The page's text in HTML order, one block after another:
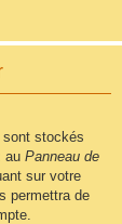
stockés
au Panneau de
sur votre
permettra de